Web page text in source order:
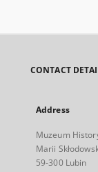
CONTACT
Address
Muzeum
Marii
59-300 Lubin